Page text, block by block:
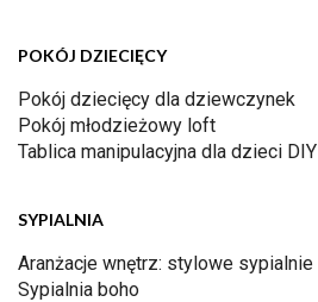
POKÓJ DZIECIĘCY
Pokój dziecięcy dla dziewczynek
Pokój młodzieżowy loft
Tablica manipulacyjna dla dzieci DIY
SYPIALNIA
Aranżacje wnętrz: stylowe sypialnie
Sypialnia boho